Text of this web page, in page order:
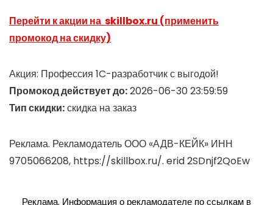
Перейти к акции на skillbox.ru (применить
промокод на скидку)
Акция: Профессия 1C-разработчик с выгодой!
Промокод действует до:2026-06-30 23:59:59
Тип скидки:скидка на заказ
Реклама. Рекламодатель ООО «АДВ-КЕЙК» ИНН
9705066208, https://skillbox.ru/. erid 2SDnjf2QoEw
Реклама. Информация о рекламодателе по ссылкам в